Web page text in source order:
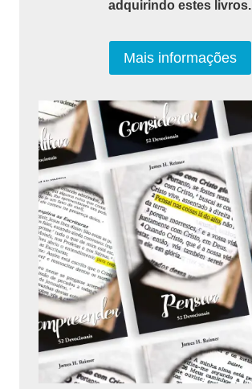
adquirindo estes livros.
Mais informações